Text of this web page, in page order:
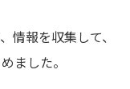
情報を収集して、
ました。